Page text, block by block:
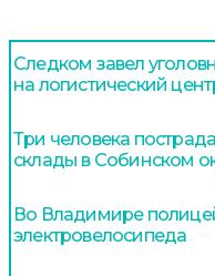
Следком завел
на логистический
Три человека
склады в Собинском
Во Владимире
электровелосипеда